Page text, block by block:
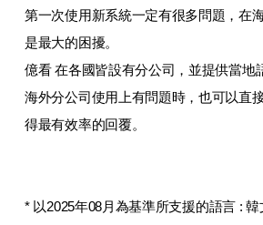
第一次使用新系統一定有很多問題，在
是最大的困擾。
億看 在各國皆設有分公司，並提供當地
海外分公司使用上有問題時，也可以直
得最有效率的回覆。
* 以2025年08月為基準所支援的語言 :